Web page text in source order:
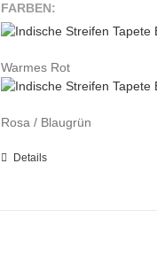
FARBEN:
Warmes Rot
Rosa / Blaugrün
Details